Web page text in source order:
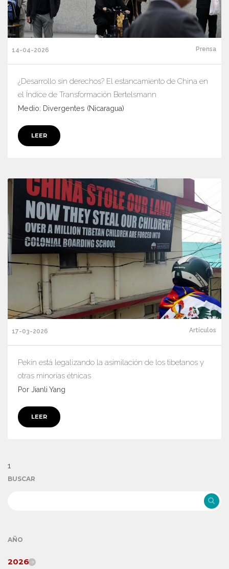
14-04-2026 Prensa
¿Desarrollo sin derechos? El estancamiento de China en
el Índice de Transformación Bertelsmann
Medio: Divergentes (Nicaragua)
LEER
17-03-2026 Artículos
Pekín está legalizando la asimilación de los tibetanos y
otras minorías étnicas
Por Jianli Yang
LEER
1
BUSCAR
AÑO
2026